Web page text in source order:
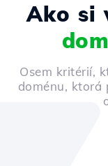
Ako si
Osem kritérií,
doménu, ktorá